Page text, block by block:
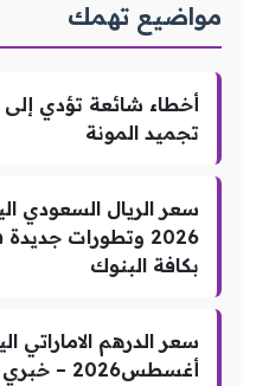
مواضيع تهمك
أخطاء شائعة تؤدي
تجميد المونة
2026 وتطورات
بكافة البنوك
أغسطس2026 – خبري نيوز